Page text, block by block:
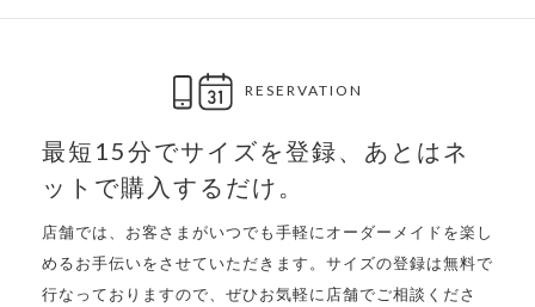
RESERVATION
最短15分でサイズを登録、 あとはネ
ットで購入するだけ。
店舗では、お客さまがいつでも手軽にオーダーメイドを楽し
めるお手伝いをさせていただきます。サイズの登録は無料で
行なっておりますので、ぜひお気軽に店舗でご相談くださ